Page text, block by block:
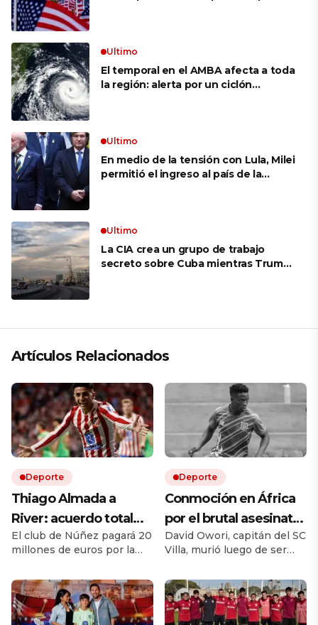
Ultimo
El temporal en el AMBA afecta a toda
la región: alerta por un ciclón
Ultimo
En medio de la tensión con Lula, Milei
permitió el ingreso al país de la
Ultimo
La CIA crea un grupo de trabajo
secreto sobre Cuba mientras Trump
Artículos Relacionados
Deporte
Thiago Almada a
River: acuerdo total
con Atlético de Madrid
y el campeón del
mundo llega por una
cifra récord
El club de Núñez pagará 20
millones de euros por la
Le ganó la pulseada a
Flamengo y es la
transferencia más cara en
la historia del fútbol
Deporte
Conmoción en África
por el brutal asesinato
de una de las figuras
del fútbol ugandés
David Owori, capitán del SC
Villa, murió luego de ser
durante un asalto ocurrido
en un barrio de Kampala.